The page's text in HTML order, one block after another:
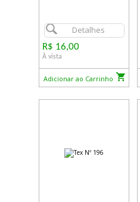
Detalhes
R$ 16,00
À vista
Adicionar ao Carrinho